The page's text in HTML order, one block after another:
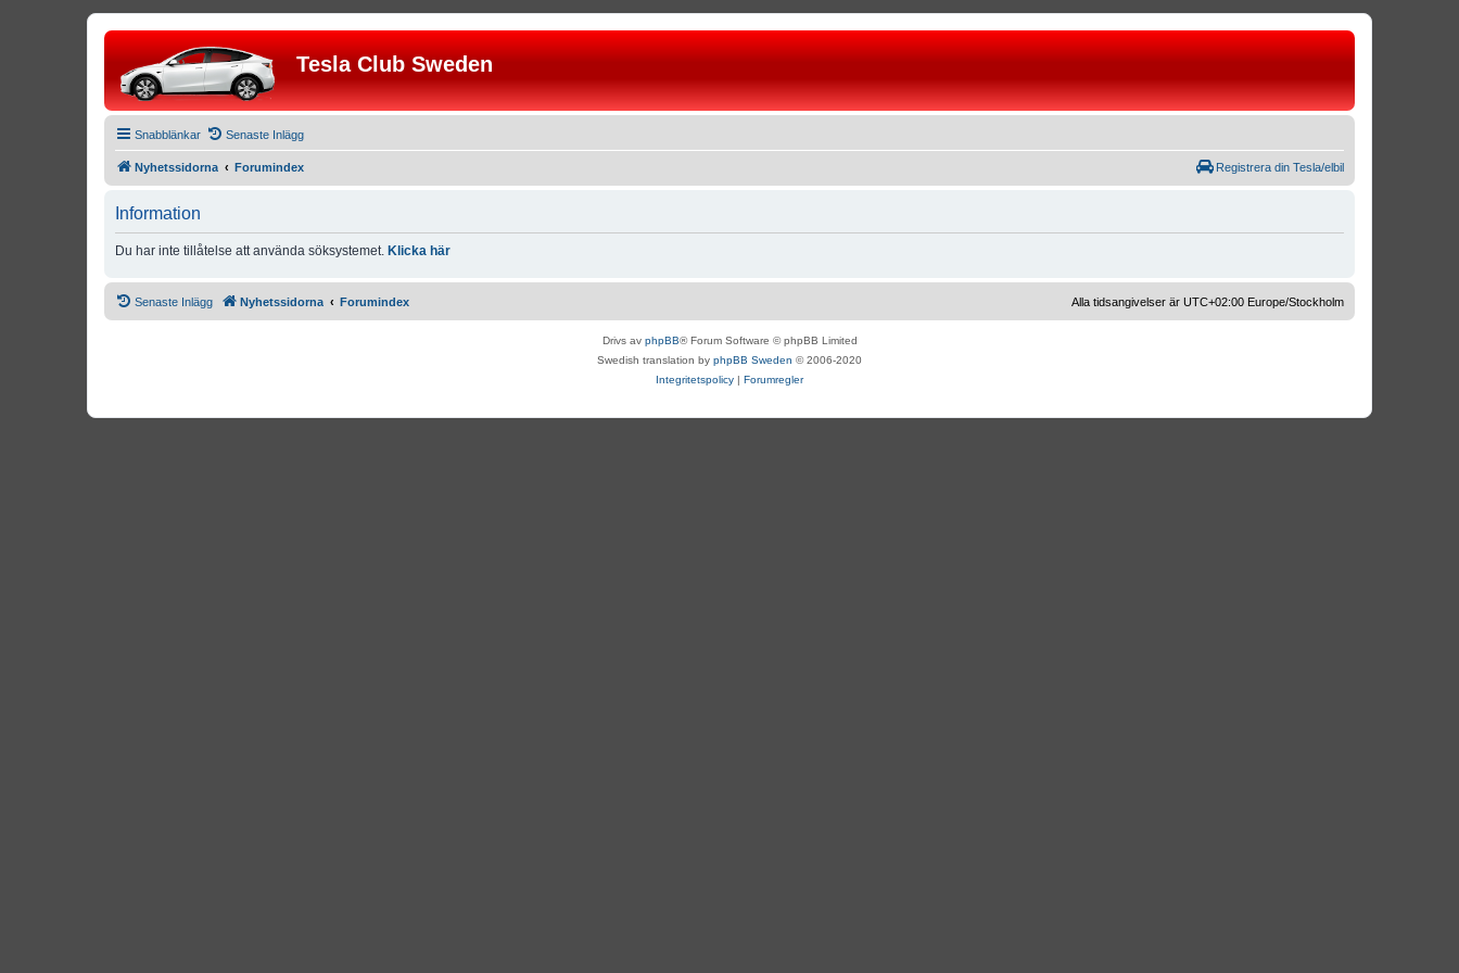
Tesla Club Sweden
Snabblänkar Senaste Inlägg
Nyhetssidorna Forumindex Registrera din Tesla/elbil
Information
Du har inte tillåtelse att använda söksystemet. Klicka här
Senaste Inlägg Nyhetssidorna Forumindex Alla tidsangivelser är UTC+02:00 Europe/Stockholm
Drivs av phpBB® Forum Software © phpBB Limited
Swedish translation by phpBB Sweden © 2006-2020
Integritetspolicy | Forumregler